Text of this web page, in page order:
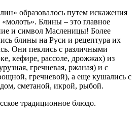
образовалось путем искажения
Блины – это главное
и символ Масленицы! Более
блины на Руси и рецептура их
Они пеклись с различными
кефире, рассоле, дрожжах) из
гречневая, ржаная) и с
гречневой), а еще кушались с
сметаной, икрой, рыбой.
традиционное блюдо.